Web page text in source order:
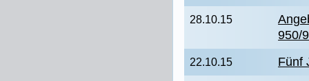
28.10.15
950/
22.10.15 Fünf